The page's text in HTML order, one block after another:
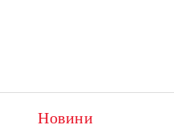
Новини